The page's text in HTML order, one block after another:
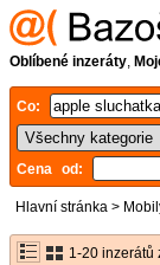
Oblíbené inzeráty,
Co:
Cena od:
Hlavní stránka >
1-20 inzerátů